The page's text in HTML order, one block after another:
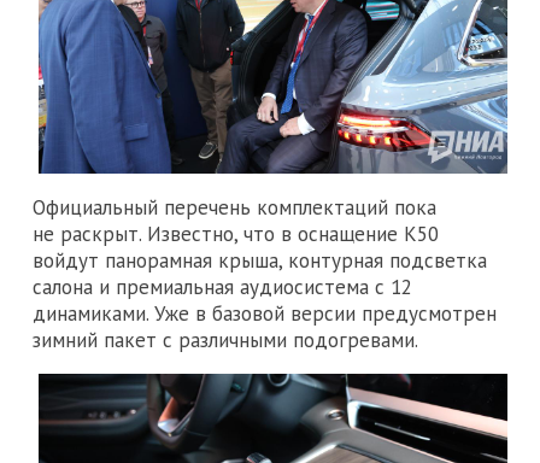
Официальный перечень комплектаций пока
не раскрыт. Известно, что в оснащение K50
войдут панорамная крыша, контурная подсветка
салона и премиальная аудиосистема с 12
динамиками. Уже в базовой версии предусмотрен
зимний пакет с различными подогревами.